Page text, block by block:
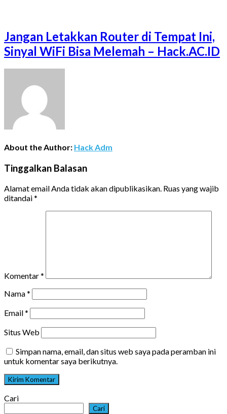
Jangan Letakkan Router di Tempat Ini,
Sinyal WiFi Bisa Melemah – Hack.AC.ID
About the Author: Hack Adm
Tinggalkan Balasan
Alamat email Anda tidak akan dipublikasikan. Ruas yang wajib
ditandai*
Komentar*
Nama*
Email*
Situs Web
Simpan nama, email, dan situs web saya pada peramban ini
untuk komentar saya berikutnya.
Cari
Cari